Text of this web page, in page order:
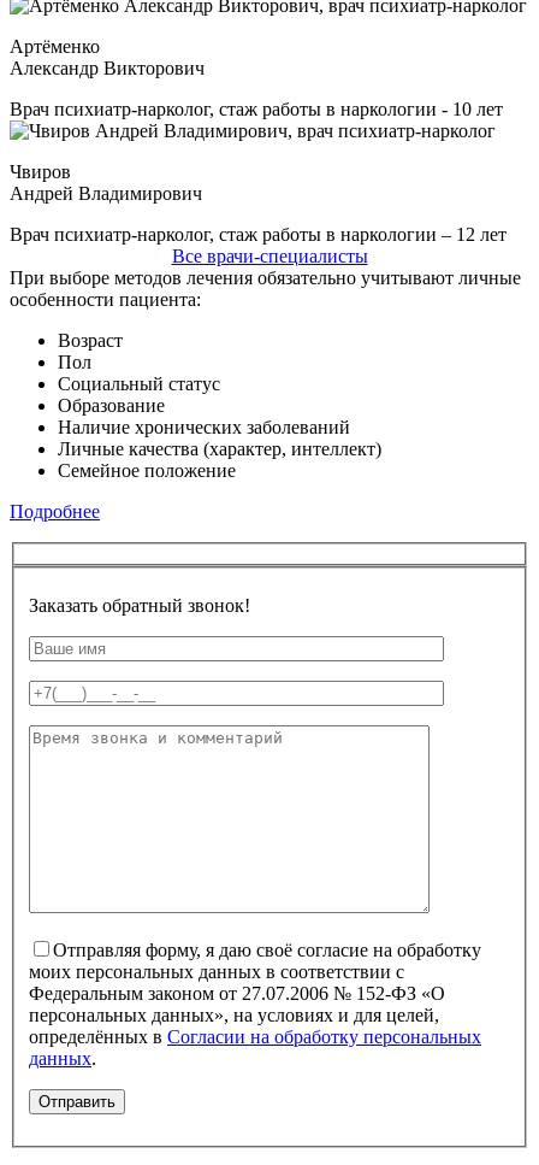
Артёменко
Александр Викторович
Врач психиатр-нарколог, стаж работы в наркологии - 10 лет
Чвиров
Андрей Владимирович
Врач психиатр-нарколог, стаж работы в наркологии – 12 лет
Все врачи-специалисты
При выборе методов лечения обязательно учитывают личные
особенности пациента:
Возраст
Пол
Социальный статус
Образование
Наличие хронических заболеваний
Личные качества (характер, интеллект)
Семейное положение
Подробнее
Заказать обратный звонок!
Отправляя форму, я даю своё согласие на обработку
моих персональных данных в соответствии с
Федеральным законом от 27.07.2006 № 152-ФЗ «О
персональных данных», на условиях и для целей,
определённых в Согласии на обработку персональных
данных.